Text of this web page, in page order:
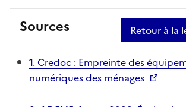
Sources Retour à la
1. Credoc : Empreinte des
numériques des ménages